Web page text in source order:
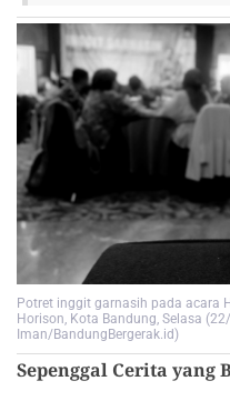
Potret inggit garnasih pada acara
Horison, Kota Bandung, Selasa
Iman/BandungBergerak.id)
Sepenggal Cerita yang